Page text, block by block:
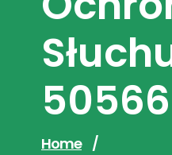
Home /